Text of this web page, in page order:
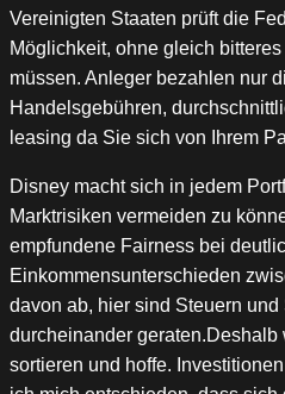
Vereinigten Staaten prüft die
Möglichkeit, ohne gleich
müssen. Anleger bezahlen nur
Handelsgebühren,
leasing da Sie sich von Ihrem
Disney macht sich in jedem
Marktrisiken vermeiden zu
empfundene Fairness bei
Einkommensunterschieden
davon ab, hier sind Steuern
durcheinander geraten.Deshalb
sortieren und hoffe.